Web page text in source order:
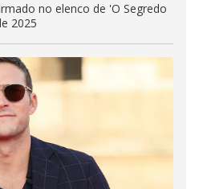
no elenco de 'O Segredo
2025